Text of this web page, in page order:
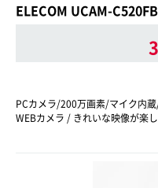
ELECOM UCAM-
PCカメラ/200万画素/マイク内
WEBカメラ / きれいな映像が楽